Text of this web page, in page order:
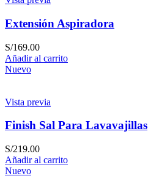
Extensión Aspiradora
S/169.00
Añadir al carrito
Nuevo
Vista previa
Finish Sal Para Lavavajillas
S/219.00
Añadir al carrito
Nuevo